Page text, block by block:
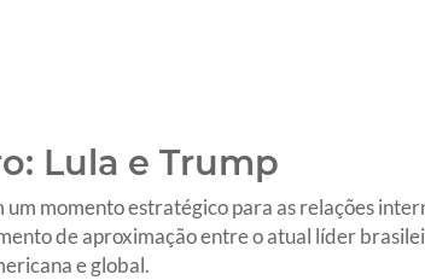
Lula e Trump
momento estratégico para as relações
de aproximação entre o atual líder
e global.